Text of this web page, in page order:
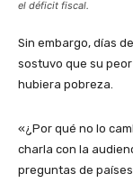
el déficit fiscal.
Sin embargo, días
sostuvo que su
hubiera pobreza.
«¿Por qué no lo
charla con la
preguntas de